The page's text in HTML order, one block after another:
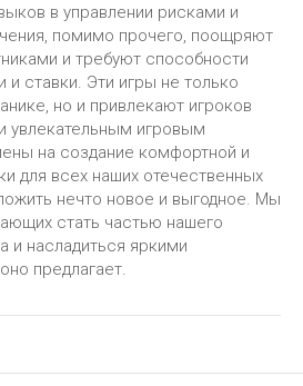
в управлении рисками и
помимо прочего, поощряют
и требуют способности
и ставки. Эти игры не только
но и привлекают игроков
увлекательным игровым
на создание комфортной и
для всех наших отечественных
нечто новое и выгодное. Мы
стать частью нашего
и насладиться яркими
предлагает.